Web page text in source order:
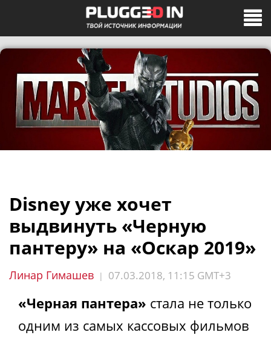
Disney уже хочет
выдвинуть «Черную
пантеру» на «Оскар 2019»
Линар Гимашев | 07.03.2018, 11:15 GMT+3
«Черная пантера» стала не только
одним из самых кассовых фильмов